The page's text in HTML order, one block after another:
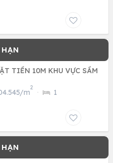
TIỀN 10M KHU VỰC SẦM
m
2
· 1